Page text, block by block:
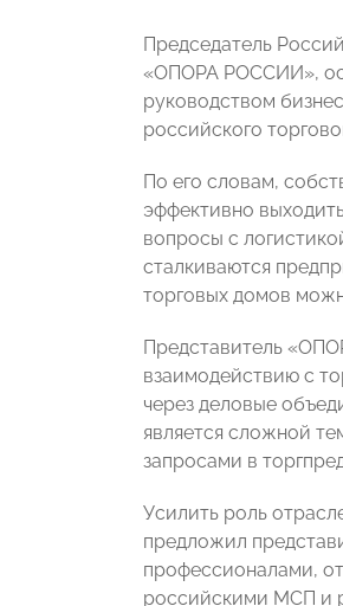
Председатель
«ОПОРА РОССИИ»,
руководством
российского
По его словам,
эффективно
вопросы с
сталкиваются
торговых домов
Представитель
взаимодействию с
через деловые
является сложной
запросами в
Усилить роль
предложил
профессионалами,
российскими МСП и